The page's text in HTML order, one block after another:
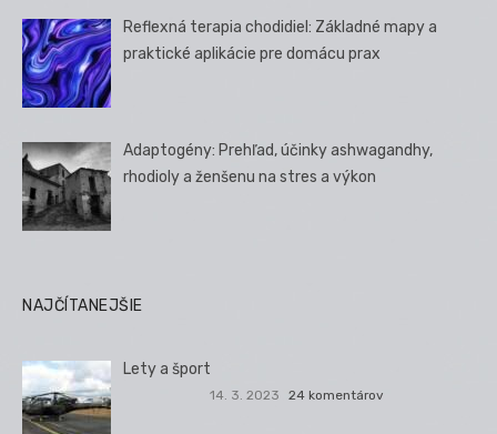
Reflexná terapia chodidiel: Základné mapy a
praktické aplikácie pre domácu prax
Adaptogény: Prehľad, účinky ashwagandhy,
rhodioly a ženšenu na stres a výkon
NAJČÍTANEJŠIE
Lety a šport
14. 3. 2023 24 komentárov